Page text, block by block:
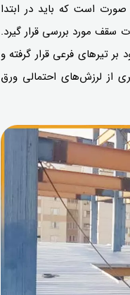
است که باید در ابتدا
سقف مورد بررسی قرار گیرد.
تیرهای فرعی قرار گرفته و
از لرزش‌های احتمالی ورق